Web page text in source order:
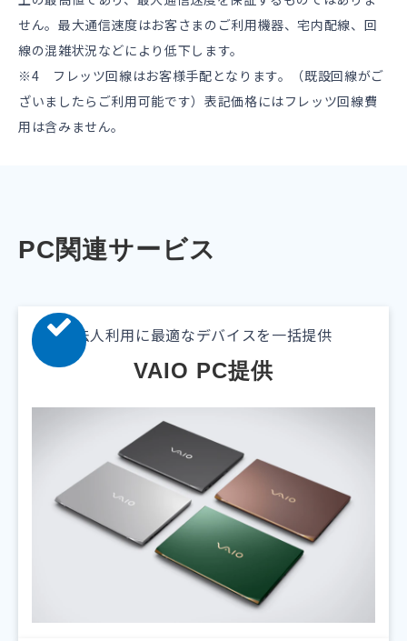
せん。最大通信速度はお客さまのご利用機器、宅内配線、回
線の混雑状況などにより低下します。
※4 フレッツ回線はお客様手配となります。（既設回線がご
ざいましたらご利用可能です）表記価格にはフレッツ回線費
用は含みません。
PC関連サービス
法人利用に最適なデバイスを一括提供
VAIO PC提供